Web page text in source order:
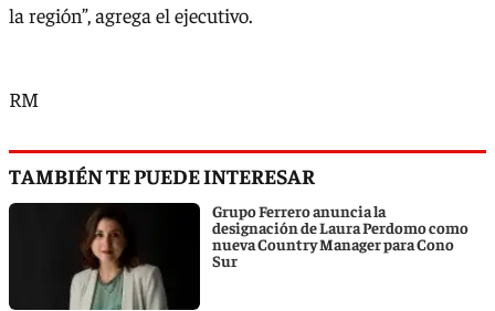
la región”, agrega el ejecutivo.
RM
TAMBIÉN TE PUEDE INTERESAR
Grupo Ferrero anuncia la
designación de Laura Perdomo como
nueva Country Manager para Cono
Sur